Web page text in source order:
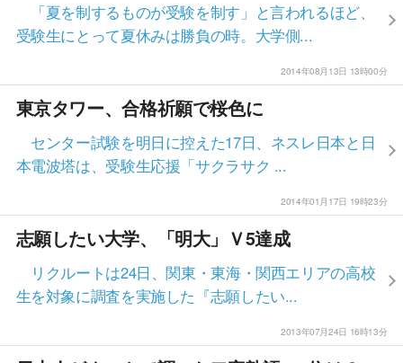
「夏を制するものが受験を制す」と言われるほど、
受験生にとって夏休みは勝負の時。大学側...
2014年08月13日 13時00分
東京タワー、合格祈願で桜色に
センター試験を明日に控えた17日、ネスレ日本と日
本電波塔は、受験生応援「サクラサク ...
2014年01月17日 19時23分
志願したい大学、「明大」Ｖ5達成
リクルートは24日、関東・東海・関西エリアの高校
生を対象に調査を実施した『志願したい...
2013年07月24日 16時13分